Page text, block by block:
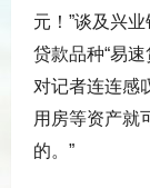
元！”谈及兴
贷款品种“易
对记者连连感
用房等资产就
的。”